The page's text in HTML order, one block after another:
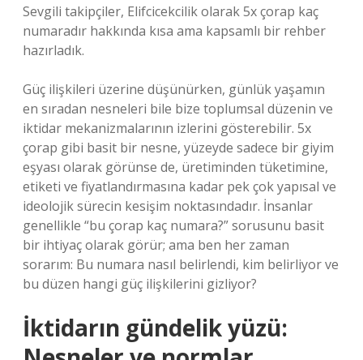
Sevgili takipçiler, Elifcicekcilik olarak 5x çorap kaç
numaradır hakkında kısa ama kapsamlı bir rehber
hazırladık.
Güç ilişkileri üzerine düşünürken, günlük yaşamın
en sıradan nesneleri bile bize toplumsal düzenin ve
iktidar mekanizmalarının izlerini gösterebilir. 5x
çorap gibi basit bir nesne, yüzeyde sadece bir giyim
eşyası olarak görünse de, üretiminden tüketimine,
etiketi ve fiyatlandırmasına kadar pek çok yapısal ve
ideolojik sürecin kesişim noktasındadır. İnsanlar
genellikle “bu çorap kaç numara?” sorusunu basit
bir ihtiyaç olarak görür; ama ben her zaman
sorarım: Bu numara nasıl belirlendi, kim belirliyor ve
bu düzen hangi güç ilişkilerini gizliyor?
İktidarın gündelik yüzü: